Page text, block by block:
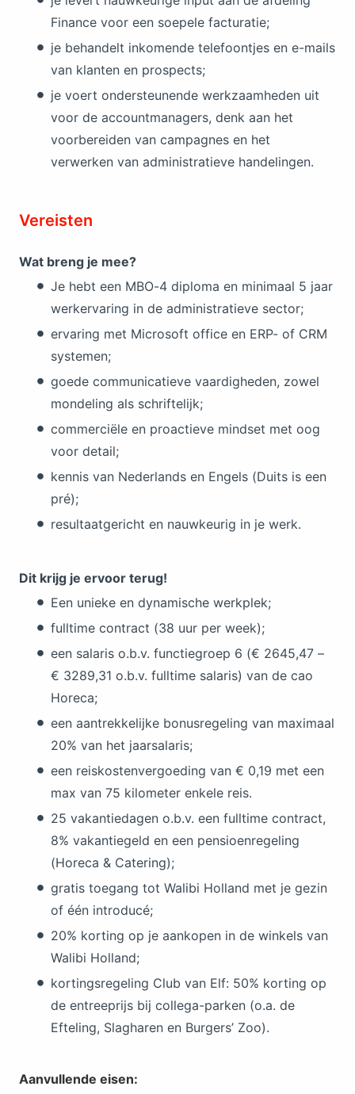
Finance voor een soepele facturatie;
je behandelt inkomende telefoontjes en e-mails
van klanten en prospects;
je voert ondersteunende werkzaamheden uit
voor de accountmanagers, denk aan het
voorbereiden van campagnes en het
verwerken van administratieve handelingen.
Vereisten
Wat breng je mee?
Je hebt een MBO-4 diploma en minimaal 5 jaar
werkervaring in de administratieve sector;
ervaring met Microsoft office en ERP- of CRM
systemen;
goede communicatieve vaardigheden, zowel
mondeling als schriftelijk;
commerciële en proactieve mindset met oog
voor detail;
kennis van Nederlands en Engels (Duits is een
pré);
resultaatgericht en nauwkeurig in je werk.
Dit krijg je ervoor terug!
Een unieke en dynamische werkplek;
fulltime contract (38 uur per week);
een salaris o.b.v. functiegroep 6 (€ 2645,47 –
€ 3289,31 o.b.v. fulltime salaris) van de cao
Horeca;
een aantrekkelijke bonusregeling van maximaal
20% van het jaarsalaris;
een reiskostenvergoeding van € 0,19 met een
max van 75 kilometer enkele reis.
25 vakantiedagen o.b.v. een fulltime contract,
8% vakantiegeld en een pensioenregeling
(Horeca & Catering);
gratis toegang tot Walibi Holland met je gezin
of één introducé;
20% korting op je aankopen in de winkels van
Walibi Holland;
kortingsregeling Club van Elf: 50% korting op
de entreeprijs bij collega-parken (o.a. de
Efteling, Slagharen en Burgers’ Zoo).
Aanvullende eisen: